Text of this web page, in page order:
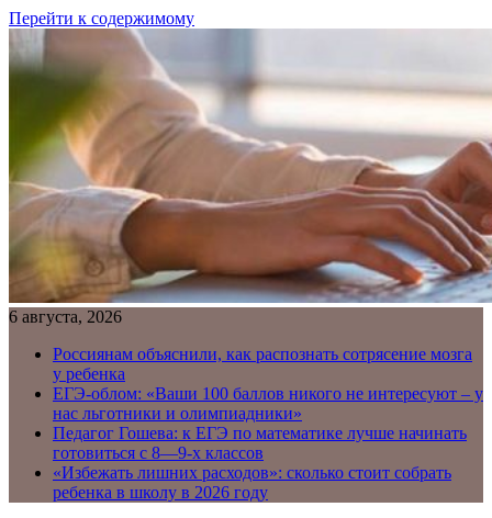
Перейти к содержимому
6 августа, 2026
Россиянам объяснили, как распознать сотрясение мозга
у ребенка
ЕГЭ-облом: «Ваши 100 баллов никого не интересуют – у
нас льготники и олимпиадники»
Педагог Гошева: к ЕГЭ по математике лучше начинать
готовиться с 8—9-х классов
«Избежать лишних расходов»: сколько стоит собрать
ребенка в школу в 2026 году